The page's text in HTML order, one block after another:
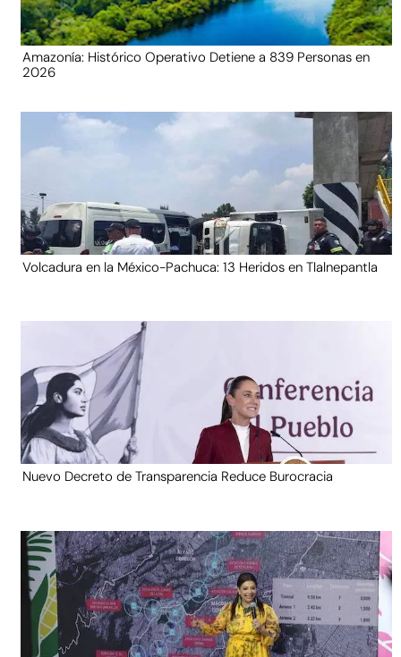
Amazonía: Histórico Operativo Detiene a 839 Personas en
2026
Volcadura en la México-Pachuca: 13 Heridos en Tlalnepantla
Nuevo Decreto de Transparencia Reduce Burocracia